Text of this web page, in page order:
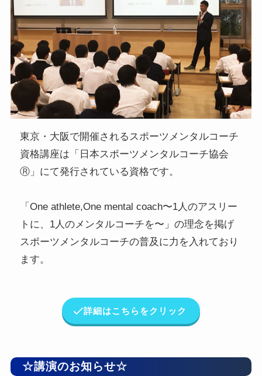
東京・大阪で開催されるスポーツメンタルコーチ
資格講座は「日本スポーツメンタルコーチ協会
Ⓡ」にて発行されている資格です。
「One athlete,One mental coach〜1人のアスリー
トに、1人のメンタルコーチを〜」の理念を掲げ
スポーツメンタルコーチの普及に力を入れており
ます。
詳細はこちらをクリック
☆講演のお知らせ☆